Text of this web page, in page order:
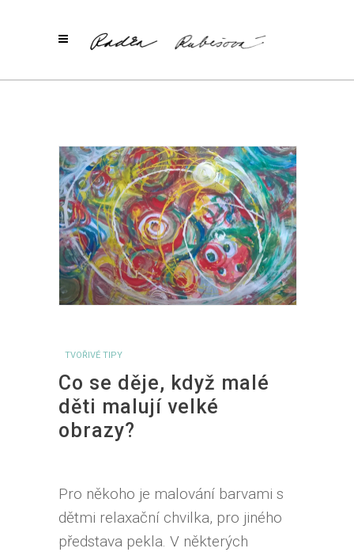
TVOŘIVÉ TIPY
Co se děje, když malé
děti malují velké
obrazy?
Pro někoho je malování barvami s
dětmi relaxační chvilka, pro jiného
představa pekla. V některých